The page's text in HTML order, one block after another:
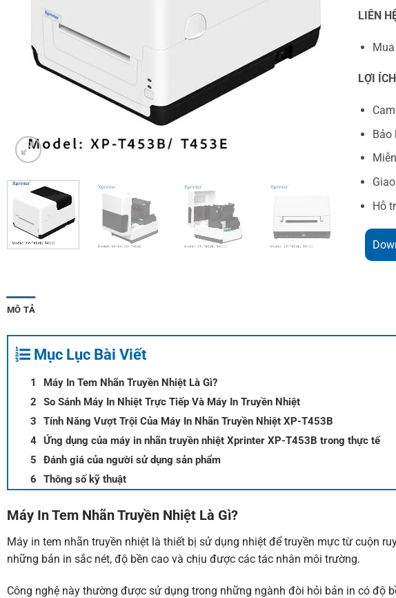
LIÊN
LỢI
Bảo
Hỗ
MÔ TẢ
Mục Lục Bài Viết
Máy In Tem Nhãn Truyền Nhiệt Là Gì?
So Sánh Máy In Nhiệt Trực Tiếp Và Máy In Truyền Nhiệt
Tính Năng Vượt Trội Của Máy In Nhãn Truyền Nhiệt XP-T453B
Ứng dụng của máy in nhãn truyền nhiệt Xprinter XP-T453B trong thực tế
Đánh giá của người sử dụng sản phẩm
Thông số kỹ thuật
Máy In Tem Nhãn Truyền Nhiệt Là Gì?
Máy in tem nhãn truyền nhiệt là thiết bị sử dụng nhiệt để truyền mực từ cuộn
những bản in sắc nét, độ bền cao và chịu được các tác nhân môi trường.
Công nghệ này thường được sử dụng trong những ngành đòi hỏi bản in có độ